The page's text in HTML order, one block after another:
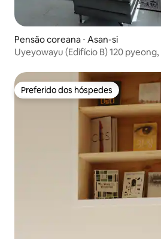
Pensão coreana ⋅ Asan-si
Uyeyowayu (Edifício B) 120
Preferido dos hóspedes
Preferido dos hóspedes